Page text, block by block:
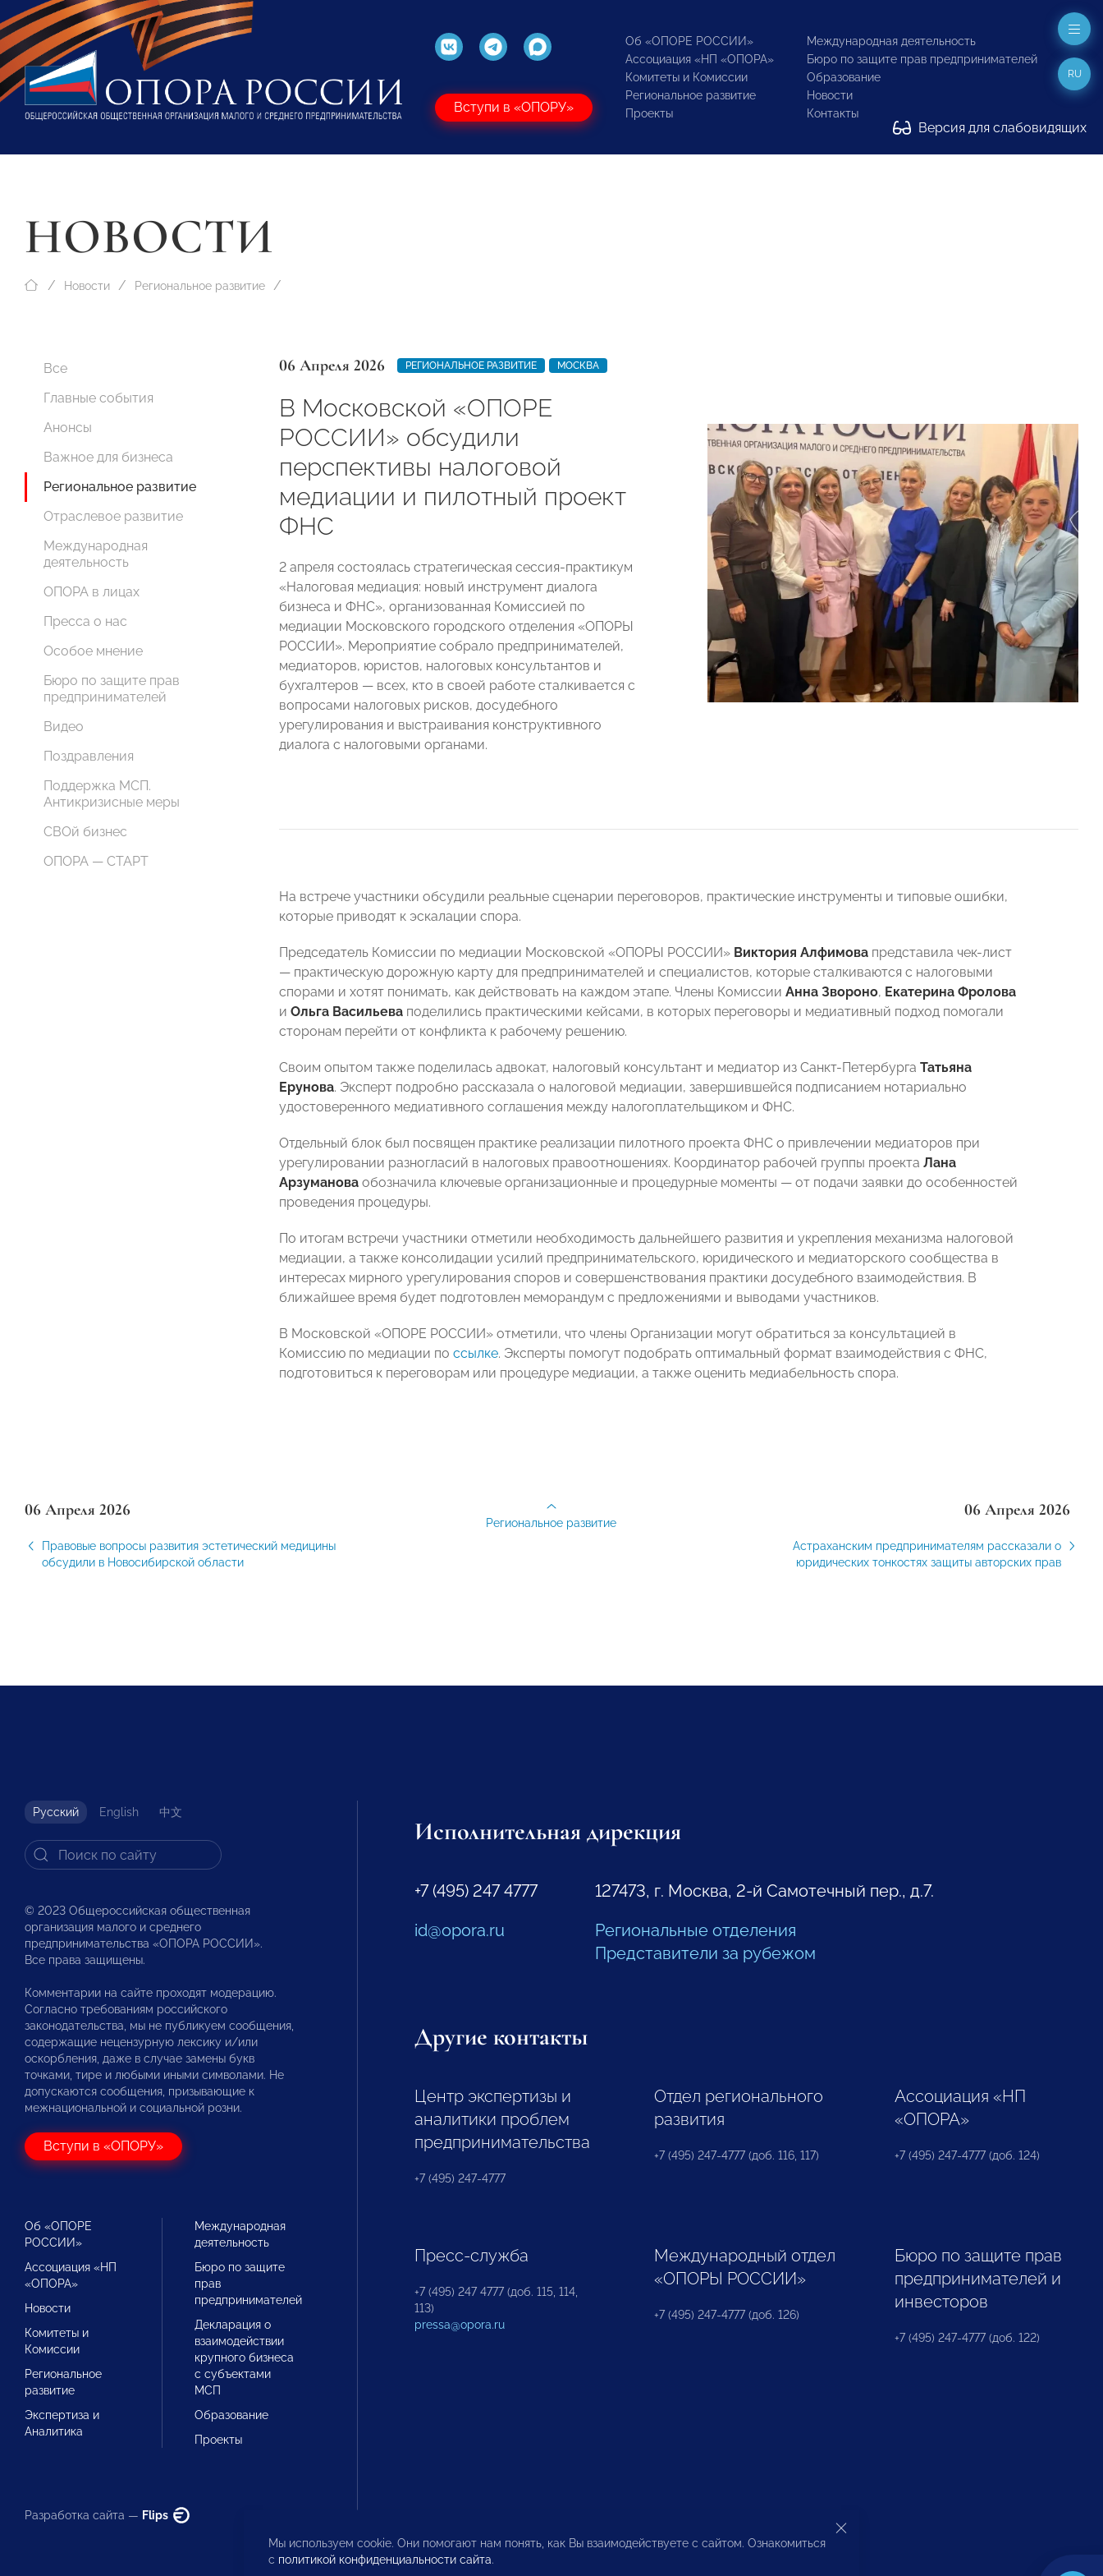
Вступи в «ОПОРУ»
Об «ОПОРЕ РОССИИ»
Ассоциация «НП «ОПОРА»
Комитеты и Комиссии
Региональное развитие
Проекты
Международная деятельность
Бюро по защите прав предпринимателей
Образование
Новости
Контакты
Версия для слабовидящих
RU
НОВОСТИ
Новости Региональное развитие
Все
Главные события
Анонсы
Важное для бизнеса
Региональное развитие
Отраслевое развитие
Международная
деятельность
ОПОРА в лицах
Пресса о нас
Особое мнение
Бюро по защите прав
предпринимателей
Видео
Поздравления
Поддержка МСП.
Антикризисные меры
СВОй бизнес
ОПОРА — СТАРТ
06 Апреля 2026 РЕГИОНАЛЬНОЕ РАЗВИТИЕ МОСКВА
В Московской «ОПОРЕ
РОССИИ» обсудили
перспективы налоговой
медиации и пилотный проект
ФНС
2 апреля состоялась стратегическая сессия-практикум
«Налоговая медиация: новый инструмент диалога
бизнеса и ФНС», организованная Комиссией по
медиации Московского городского отделения «ОПОРЫ
РОССИИ». Мероприятие собрало предпринимателей,
медиаторов, юристов, налоговых консультантов и
бухгалтеров — всех, кто в своей работе сталкивается с
вопросами налоговых рисков, досудебного
урегулирования и выстраивания конструктивного
диалога с налоговыми органами.
На встрече участники обсудили реальные сценарии переговоров, практические инструменты и типовые ошибки,
которые приводят к эскалации спора.
Председатель Комиссии по медиации Московской «ОПОРЫ РОССИИ» Виктория Алфимова представила чек-лист
— практическую дорожную карту для предпринимателей и специалистов, которые сталкиваются с налоговыми
спорами и хотят понимать, как действовать на каждом этапе. Члены Комиссии Анна Звороно, Екатерина Фролова
и Ольга Васильева поделились практическими кейсами, в которых переговоры и медиативный подход помогали
сторонам перейти от конфликта к рабочему решению.
Своим опытом также поделилась адвокат, налоговый консультант и медиатор из Санкт-Петербурга Татьяна
Ерунова. Эксперт подробно рассказала о налоговой медиации, завершившейся подписанием нотариально
удостоверенного медиативного соглашения между налогоплательщиком и ФНС.
Отдельный блок был посвящен практике реализации пилотного проекта ФНС о привлечении медиаторов при
урегулировании разногласий в налоговых правоотношениях. Координатор рабочей группы проекта Лана
Арзуманова обозначила ключевые организационные и процедурные моменты — от подачи заявки до особенностей
проведения процедуры.
По итогам встречи участники отметили необходимость дальнейшего развития и укрепления механизма налоговой
медиации, а также консолидации усилий предпринимательского, юридического и медиаторского сообщества в
интересах мирного урегулирования споров и совершенствования практики досудебного взаимодействия. В
ближайшее время будет подготовлен меморандум с предложениями и выводами участников.
В Московской «ОПОРЕ РОССИИ» отметили, что члены Организации могут обратиться за консультацией в
Комиссию по медиации по ссылке. Эксперты помогут подобрать оптимальный формат взаимодействия с ФНС,
подготовиться к переговорам или процедуре медиации, а также оценить медиабельность спора.
06 Апреля 2026
Правовые вопросы развития эстетический медицины
обсудили в Новосибирской области
06 Апреля 2026
Астраханским предпринимателям рассказали о
юридических тонкостях защиты авторских прав
Региональное развитие
Русский English 中文
© 2023 Общероссийская общественная
организация малого и среднего
предпринимательства «ОПОРА РОССИИ».
Все права защищены.
Комментарии на сайте проходят модерацию.
Согласно требованиям российского
законодательства, мы не публикуем сообщения,
содержащие нецензурную лексику и/или
оскорбления, даже в случае замены букв
точками, тире и любыми иными символами. Не
допускаются сообщения, призывающие к
межнациональной и социальной розни.
Вступи в «ОПОРУ»
Об «ОПОРЕ
РОССИИ»
Ассоциация «НП
«ОПОРА»
Новости
Комитеты и
Комиссии
Региональное
развитие
Экспертиза и
Аналитика
Международная
деятельность
Бюро по защите
прав
предпринимателей
Декларация о
взаимодействии
крупного бизнеса
с субъектами
МСП
Образование
Проекты
Разработка сайта — Flips
Исполнительная дирекция
+7 (495) 247 4777
id@opora.ru
127473, г. Москва, 2-й Самотечный пер., д.7.
Региональные отделения
Представители за рубежом
Другие контакты
Центр экспертизы и
аналитики проблем
предпринимательства
+7 (495) 247-4777
Отдел регионального
развития
+7 (495) 247-4777 (доб. 116, 117)
Ассоциация «НП
«ОПОРА»
+7 (495) 247-4777 (доб. 124)
Пресс-служба
+7 (495) 247 4777 (доб. 115, 114,
113)
pressa@opora.ru
Международный отдел
«ОПОРЫ РОССИИ»
+7 (495) 247-4777 (доб. 126)
Бюро по защите прав
предпринимателей и
инвесторов
+7 (495) 247-4777 (доб. 122)
Мы используем cookie. Они помогают нам понять, как Вы взаимодействуете с сайтом. Ознакомиться
с политикой конфиденциальности сайта.